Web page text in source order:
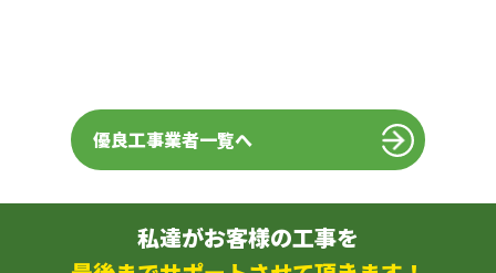
優良工事業者一覧へ
私達がお客様の工事を